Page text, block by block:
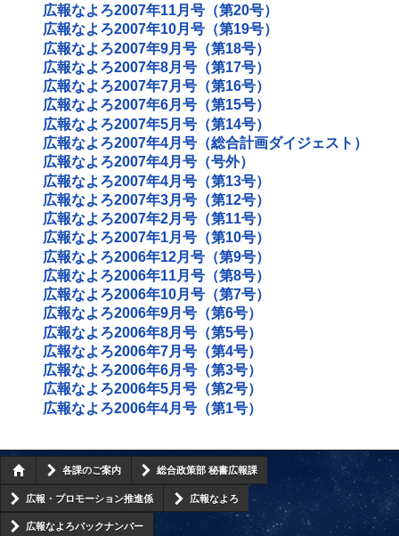
広報なよろ2007年11月号（第20号）
広報なよろ2007年10月号（第19号）
広報なよろ2007年9月号（第18号）
広報なよろ2007年8月号（第17号）
広報なよろ2007年7月号（第16号）
広報なよろ2007年6月号（第15号）
広報なよろ2007年5月号（第14号）
広報なよろ2007年4月号（総合計画ダイジェスト）
広報なよろ2007年4月号（号外）
広報なよろ2007年4月号（第13号）
広報なよろ2007年3月号（第12号）
広報なよろ2007年2月号（第11号）
広報なよろ2007年1月号（第10号）
広報なよろ2006年12月号（第9号）
広報なよろ2006年11月号（第8号）
広報なよろ2006年10月号（第7号）
広報なよろ2006年9月号（第6号）
広報なよろ2006年8月号（第5号）
広報なよろ2006年7月号（第4号）
広報なよろ2006年6月号（第3号）
広報なよろ2006年5月号（第2号）
広報なよろ2006年4月号（第1号）
各課のご案内 総合政策部 秘書広報課
広報・プロモーション推進係 広報なよろ
広報なよろバックナンバー